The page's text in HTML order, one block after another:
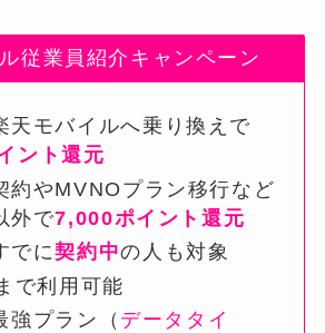
従業員紹介キャンペーン
天モバイルへ乗り換えで
ント還元
約やMVNOプラン移行など
外で7,000ポイント還元
でに契約中の人も対象
で利用可能
強プラン（ データタイ